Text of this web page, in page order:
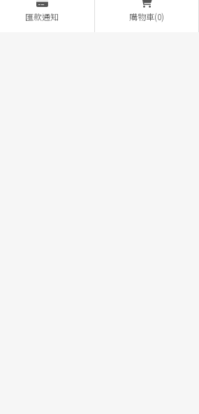
匯款通知 購物車(0)